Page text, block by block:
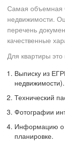
Самая объемная
недвижимости.
перечень
качественные
Для квартиры это
Выписку из
недвижимости).
Технический
Фотографии
Информацию о
планировке.